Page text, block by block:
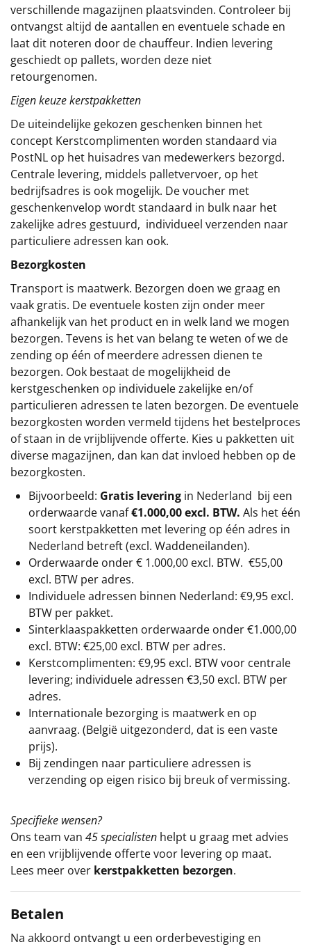
verschillende magazijnen plaatsvinden. Controleer bij
ontvangst altijd de aantallen en eventuele schade en
laat dit noteren door de chauffeur. Indien levering
geschiedt op pallets, worden deze niet
retourgenomen.
Eigen keuze kerstpakketten
De uiteindelijke gekozen geschenken binnen het
concept Kerstcomplimenten worden standaard via
PostNL op het huisadres van medewerkers bezorgd.
Centrale levering, middels palletvervoer, op het
bedrijfsadres is ook mogelijk. De voucher met
geschenkenvelop wordt standaard in bulk naar het
zakelijke adres gestuurd, individueel verzenden naar
particuliere adressen kan ook.
Bezorgkosten
Transport is maatwerk. Bezorgen doen we graag en
vaak gratis. De eventuele kosten zijn onder meer
afhankelijk van het product en in welk land we mogen
bezorgen. Tevens is het van belang te weten of we de
zending op één of meerdere adressen dienen te
bezorgen. Ook bestaat de mogelijkheid de
kerstgeschenken op individuele zakelijke en/of
particulieren adressen te laten bezorgen. De eventuele
bezorgkosten worden vermeld tijdens het bestelproces
of staan in de vrijblijvende offerte. Kies u pakketten uit
diverse magazijnen, dan kan dat invloed hebben op de
bezorgkosten.
Bijvoorbeeld: Gratis levering in Nederland bij een
orderwaarde vanaf€1.000,00 excl. BTW. Als het één
soort kerstpakketten met levering op één adres in
Nederland betreft (excl. Waddeneilanden).
Orderwaarde onder € 1.000,00 excl. BTW. €55,00
excl. BTW per adres.
Individuele adressen binnen Nederland: €9,95 excl.
BTW per pakket.
Sinterklaaspakketten orderwaarde onder €1.000,00
excl. BTW: €25,00 excl. BTW per adres.
Kerstcomplimenten: €9,95 excl. BTW voor centrale
levering; individuele adressen €3,50 excl. BTW per
adres.
Internationale bezorging is maatwerk en op
aanvraag. (België uitgezonderd, dat is een vaste
prijs).
Bij zendingen naar particuliere adressen is
verzending op eigen risico bij breuk of vermissing.
Specifieke wensen?
Ons team van 45 specialisten helpt u graag met advies
en een vrijblijvende offerte voor levering op maat.
Lees meer over kerstpakketten bezorgen.
Betalen
Na akkoord ontvangt u een orderbevestiging en